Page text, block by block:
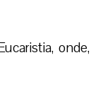
onde,